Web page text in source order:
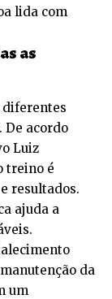
lida com
as
diferentes
De acordo
Luiz
treino é
resultados.
ajuda a
da
um